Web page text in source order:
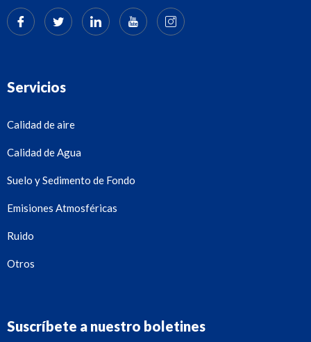
Servicios
Calidad de aire
Calidad de Agua
Suelo y Sedimento de Fondo
Emisiones Atmosféricas
Ruido
Otros
Suscríbete a nuestro boletines